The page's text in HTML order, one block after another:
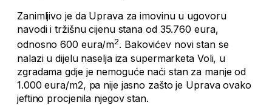
Zanimljivo je da Uprava za imovinu u ugovoru
navodi i tržišnu cijenu stana od 35.760 eura,
odnosno 600 eura/m2. Bakovićev novi stan se
nalazi u dijelu naselja iza supermarketa Voli, u
zgradama gdje je nemoguće naći stan za manje od
1.000 eura/m2, pa nije jasno zašto je Uprava ovako
jeftino procjenila njegov stan.